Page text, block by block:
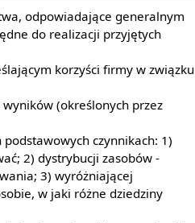
odpowiadające generalnym
do realizacji przyjętych
korzyści firmy w związku
(określonych przez
czynnikach: 1)
2) dystrybucji zasobów -
3) wyróżniającej
w jaki różne dziedziny